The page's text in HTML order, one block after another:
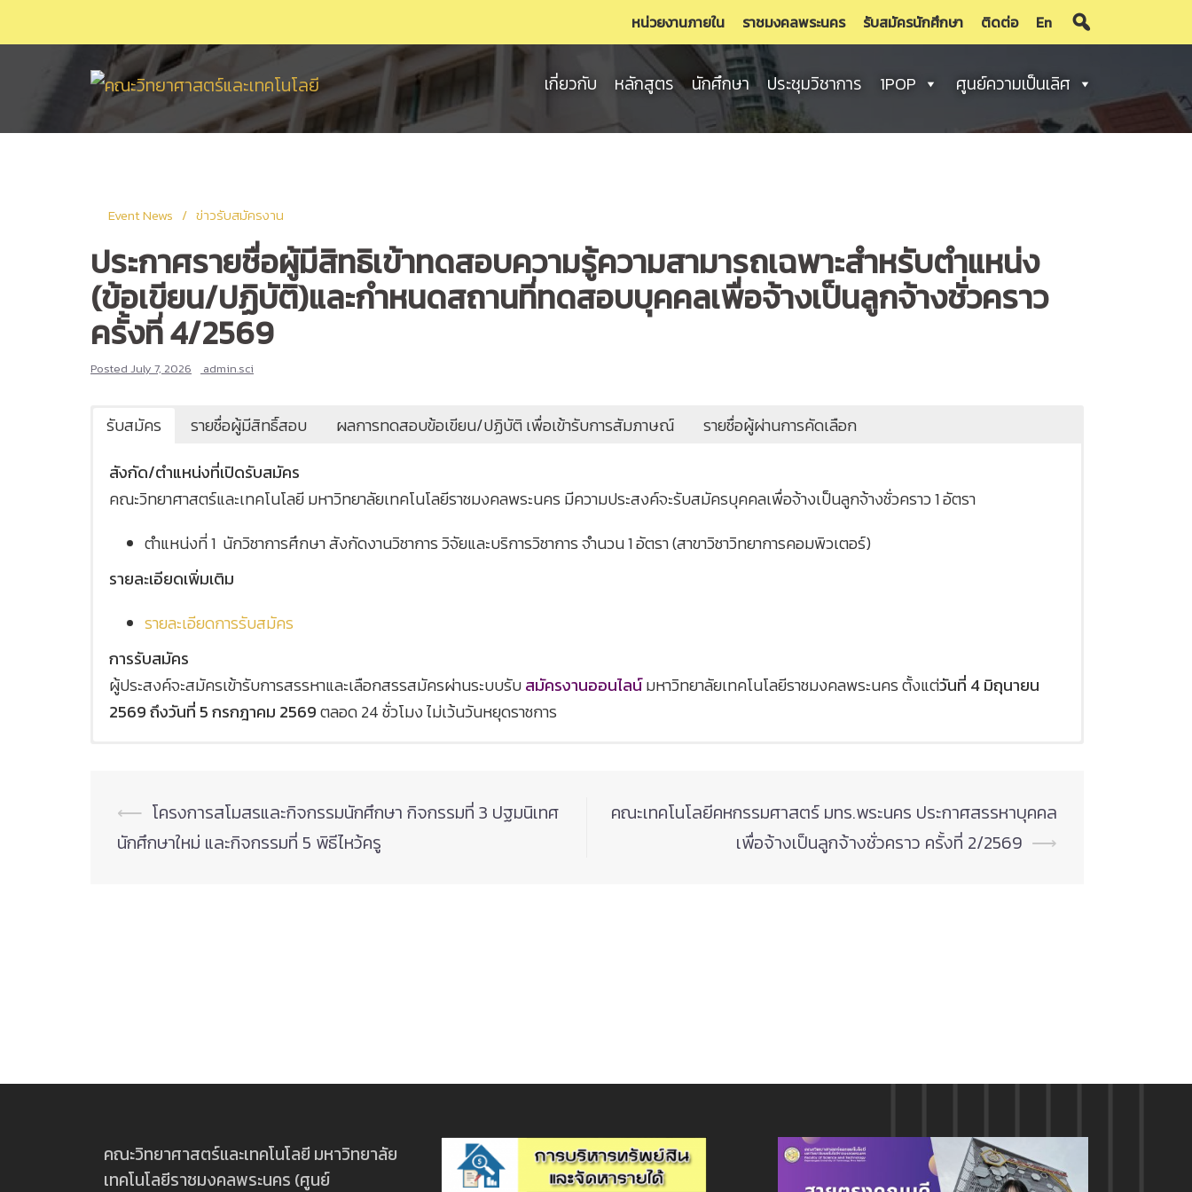
to
หน่วยงานภายใน ราชมงคลพระนคร รับสมัครนักศึกษา ติดต่อ En
เกี่ยวกับ หลักสูตร นักศึกษา ประชุมวิชาการ 1POP ศูนย์ความเป็นเลิศ
Event News ข่าวรับสมัครงาน
ประกาศรายชื่อผู้มีสิทธิเข้าทดสอบความรู้ความสามารถเฉพาะสำหรับตำแหน่ง
(ข้อเขียน/ปฏิบัติ)และกำหนดสถานที่ทดสอบบุคคลเพื่อจ้างเป็นลูกจ้างชั่วคราว
ครั้งที่ 4/2569
Posted July 7, 2026 admin.sci
รับสมัคร รายชื่อผู้มีสิทธิ์สอบ ผลการทดสอบข้อเขียน/ปฏิบัติ เพื่อเข้ารับการสัมภาษณ์
รายชื่อผู้ผ่านการคัดเลือก
สังกัด/ตำแหน่งที่เปิดรับสมัคร
คณะวิทยาศาสตร์และเทคโนโลยี มหาวิทยาลัยเทคโนโลยีราชมงคลพระนคร มีความประสงค์จะรับสมัครบุคคลเพื่อจ้างเป็นลูกจ้างชั่วคราว 1 อัตรา
ตำแหน่งที่ 1 นักวิชาการศึกษา สังกัดงานวิชาการ วิจัยและบริการวิชาการ จำนวน 1 อัตรา (สาขาวิชาวิทยาการคอมพิวเตอร์)
รายละเอียดเพิ่มเติม
รายละเอียดการรับสมัคร
การรับสมัคร
ผู้ประสงค์จะสมัครเข้ารับการสรรหาและเลือกสรรสมัครผ่านระบบรับสมัครงานออนไลน์มหาวิทยาลัยเทคโนโลยีราชมงคลพระนคร ตั้งแต่วันที่ 4 มิถุนายน
2569 ถึงวันที่ 5 กรกฎาคม 2569ตลอด 24 ชั่วโมง ไม่เว้นวันหยุดราชการ
Post
navigation
⟵ โครงการสโมสรและกิจกรรมนักศึกษา กิจกรรมที่ 3 ปฐมนิเทศ
นักศึกษาใหม่ และกิจกรรมที่ 5 พิธีไหว้ครู
คณะเทคโนโลยีคหกรรมศาสตร์ มทร.พระนคร ประกาศสรรหาบุคคล
เพื่อจ้างเป็นลูกจ้างชั่วคราว ครั้งที่ 2/2569 ⟶
คณะวิทยาศาสตร์และเทคโนโลยี มหาวิทยาลัย
เทคโนโลยีราชมงคลพระนคร (ศูนย์